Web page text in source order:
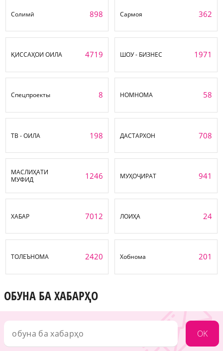
Солимӣ 898 Сармоя 362
ҚИССАҲОИ ОИЛА 4719 ШОУ - БИЗНЕС 1971
Спецпроекты 8 НОМНОМА 58
ТВ - ОИЛА 198 ДАСТАРХОН 708
МАСЛИҲАТИ
МУФИД
1246 МУҲОҶИРАТ 941
ХАБАР 7012 ЛОИҲА 24
ТОЛЕЪНОМА 2420 Хобнома 201
ОБУНА БА ХАБАРҲО
OK